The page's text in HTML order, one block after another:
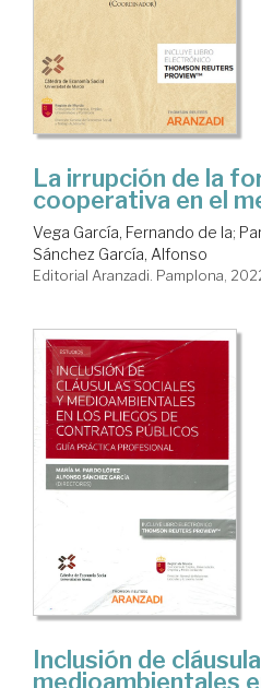
La irrupción de la
cooperativa en el
Vega García, Fernando de la;
Sánchez García, Alfonso
Editorial Aranzadi. Pamplona,
Inclusión de
medioambientales